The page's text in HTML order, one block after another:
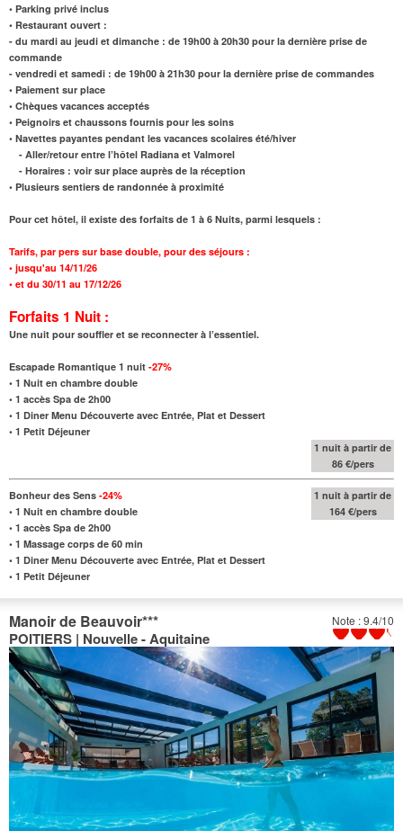
• Parking privé inclus
• Restaurant ouvert :
- du mardi au jeudi et dimanche : de 19h00 à 20h30 pour la dernière prise de
commande
- vendredi et samedi : de 19h00 à 21h30 pour la dernière prise de commandes
• Paiement sur place
• Chèques vacances acceptés
• Peignoirs et chaussons fournis pour les soins
• Navettes payantes pendant les vacances scolaires été/hiver
- Aller/retour entre l’hôtel Radiana et Valmorel
- Horaires : voir sur place auprès de la réception
• Plusieurs sentiers de randonnée à proximité
Pour cet hôtel, il existe des forfaits de 1 à 6 Nuits, parmi lesquels :
Tarifs, par pers sur base double, pour des séjours :
• jusqu'au 14/11/26
• et du 30/11 au 17/12/26
Forfaits 1 Nuit :
Une nuit pour souffler et se reconnecter à l’essentiel.
Escapade Romantique 1 nuit -27%
• 1 Nuit en chambre double
• 1 accès Spa de 2h00
• 1 Diner Menu Découverte avec Entrée, Plat et Dessert
• 1 Petit Déjeuner
1 nuit à partir de
86 €/pers
Bonheur des Sens -24%
• 1 Nuit en chambre double
• 1 accès Spa de 2h00
• 1 Massage corps de 60 min
• 1 Diner Menu Découverte avec Entrée, Plat et Dessert
• 1 Petit Déjeuner
1 nuit à partir de
164 €/pers
Note : 9.4/10
Manoir de Beauvoir***
POITIERS | Nouvelle - Aquitaine